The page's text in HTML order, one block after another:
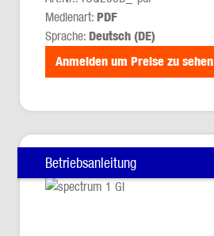
Medienart: PDF
Sprache: Deutsch (DE)
Anmelden um Preise zu sehen
Betriebsanleitung